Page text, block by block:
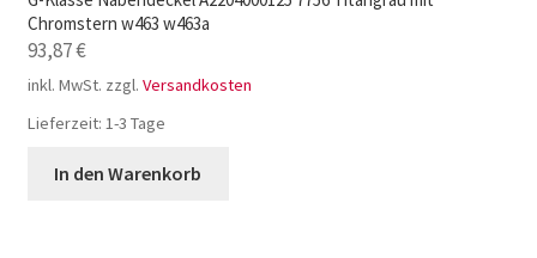
Chromstern w463 w463a
93,87€
inkl. MwSt. zzgl. Versandkosten
Lieferzeit: 1-3 Tage
In den Warenkorb